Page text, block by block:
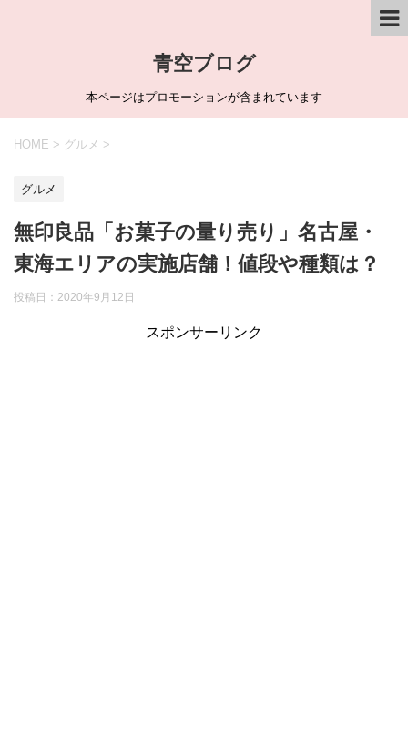
青空ブログ
本ページはプロモーションが含まれています
HOME > グルメ >
グルメ
無印良品「お菓子の量り売り」名古屋・
東海エリアの実施店舗！値段や種類は？
投稿日： 2020年9月12日
スポンサーリンク